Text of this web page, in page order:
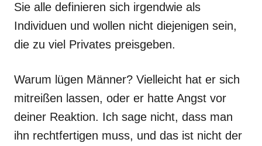
Sie alle definieren sich irgendwie als
Individuen und wollen nicht diejenigen sein,
die zu viel Privates preisgeben.
Warum lügen Männer? Vielleicht hat er sich
mitreißen lassen, oder er hatte Angst vor
deiner Reaktion. Ich sage nicht, dass man
ihn rechtfertigen muss, und das ist nicht der